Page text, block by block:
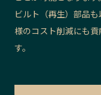
ビルト（再生）部品
様のコスト削減にも貢
す。